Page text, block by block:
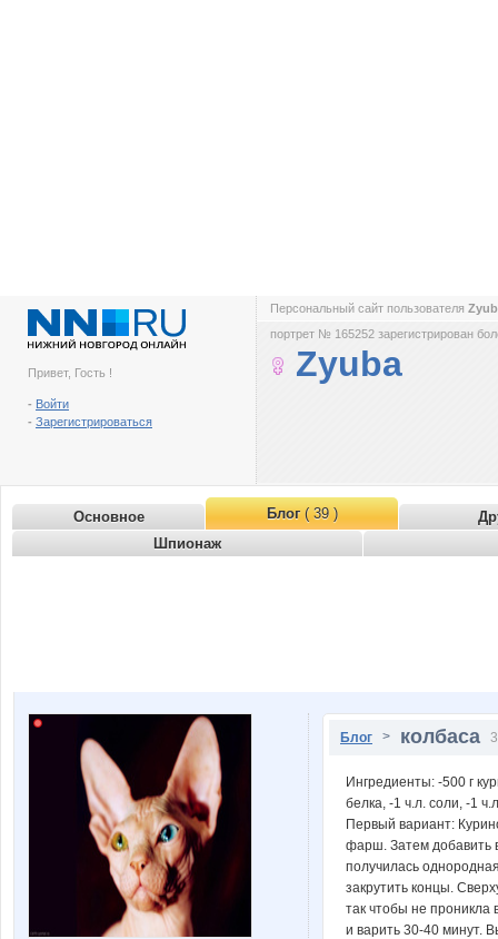
Привет, Гость !
- Войти
- Зарегистрироваться
Персональный сайт пользователя
портрет № 165252 зарегистрирован
Zyuba
Основное Блог( 39 )
Шпионаж
Блог > колбаса
Ингредиенты: -500 г
белка, -1 ч.л. соли, -1
Первый вариант:
фарш. Затем добавить
получилась
закрутить концы.
так чтобы не проникла
и варить 30-40 минут.